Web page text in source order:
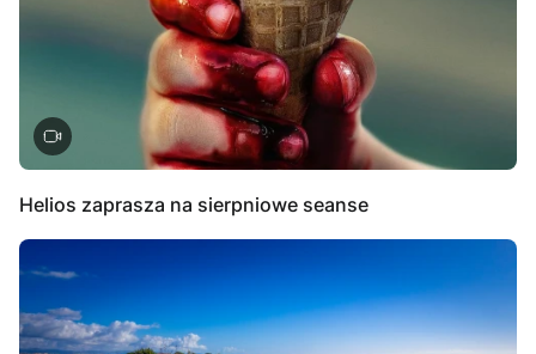
Helios zaprasza na sierpniowe seanse